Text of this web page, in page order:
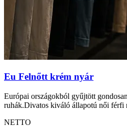
Eu Felnőtt krém nyár
Európai országokból gyűjtött
ruhák.Divatos kiváló állapotú női férfi
NETTO